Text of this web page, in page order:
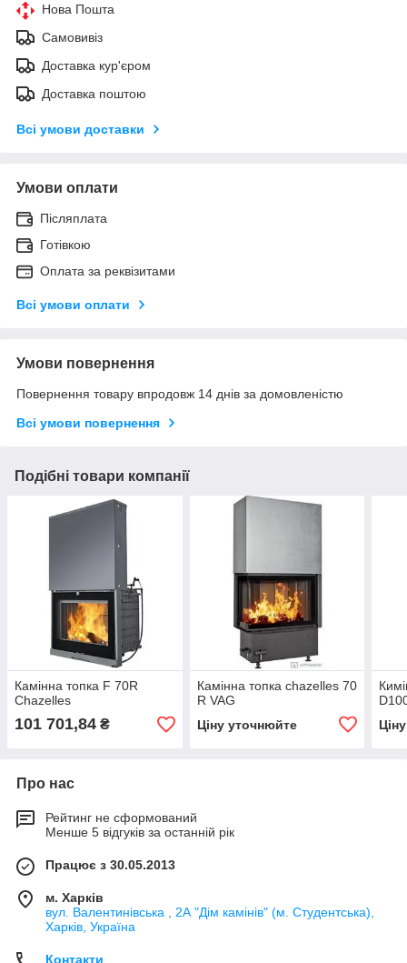
Нова Пошта
Самовивіз
Доставка кур'єром
Доставка поштою
Всі умови доставки
Умови оплати
Післяплата
Готівкою
Оплата за реквізитами
Всі умови оплати
Умови повернення
Повернення товару впродовж 14 днів за домовленістю
Всі умови повернення
Подібні товари компанії
Камінна топка F 70R
Chazelles
101 701,84 ₴
Камінна топка chazelles 70
R VAG
Ціну уточнюйте
Про нас
Рейтинг не сформований
Менше 5 відгуків за останній рік
Працює з 30.05.2013
м. Харків
вул. Валентинівська , 2А "Дім камінів" (м. Студентська),
Харків, Україна
Контакти